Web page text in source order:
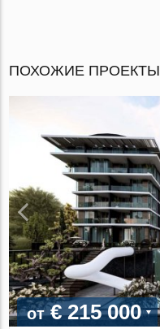
ПОХОЖИЕ ПРОЕКТЫ
от€ 215 000